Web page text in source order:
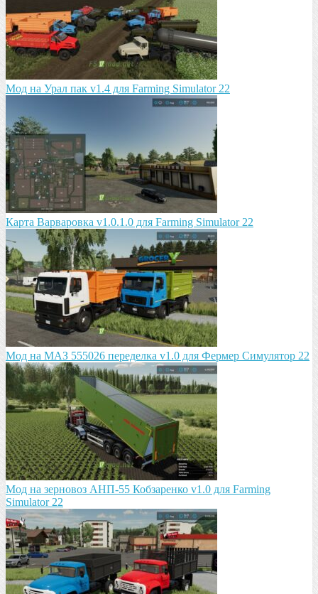
Мод на Урал пак v1.4 для Farming Simulator 22
Карта Варваровка v1.0.1.0 для Farming Simulator 22
Мод на МАЗ 555026 пeрeдeлка v1.0 для Фермер Симулятор 22
Мод на зeрновоз АНП-55 Кобзарeнко v1.0 для Farming
Simulator 22